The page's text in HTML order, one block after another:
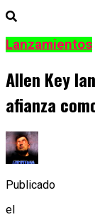
Lanzamientos
Allen Key
afianza
Publicado
el